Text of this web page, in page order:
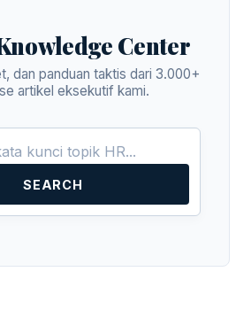
Center
dan panduan taktis dari 3.000+
artikel eksekutif kami.
SEARCH